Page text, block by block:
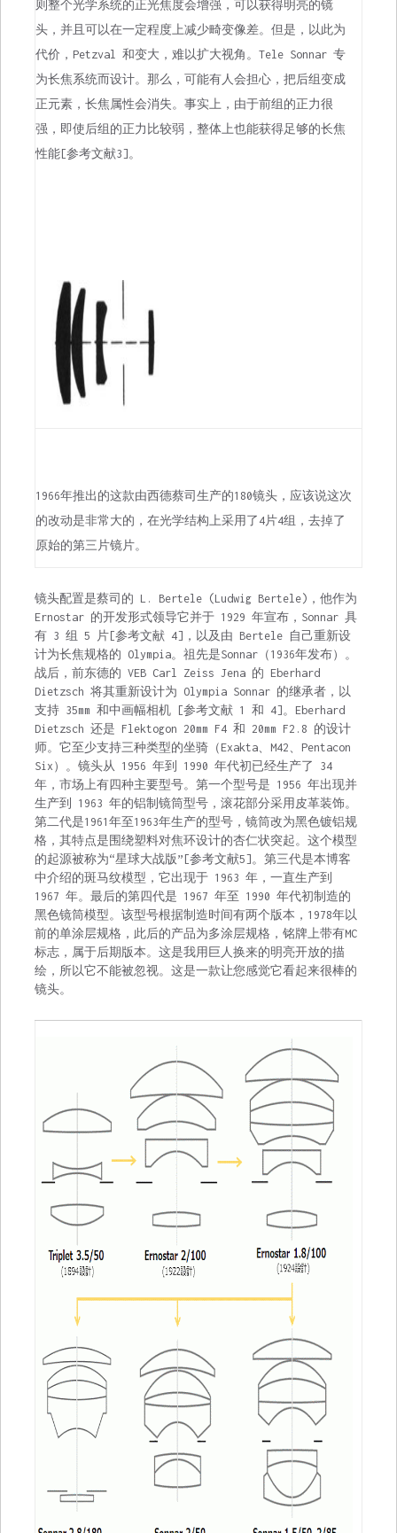
则整个光学系统的正光焦度会增强，可以获得明亮的镜
头，并且可以在一定程度上减少畸变像差。但是，以此为
代价，Petzval 和变大，难以扩大视角。Tele Sonnar 专
为长焦系统而设计。那么，可能有人会担心，把后组变成
正元素，长焦属性会消失。事实上，由于前组的正力很
强，即使后组的正力比较弱，整体上也能获得足够的长焦
性能[参考文献3]。
1966年推出的这款由西德蔡司生产的180镜头，应该说这次
的改动是非常大的，在光学结构上采用了4片4组，去掉了
原始的第三片镜片。
镜头配置是蔡司的 L. Bertele (Ludwig Bertele)，他作为
Ernostar 的开发形式领导它并于 1929 年宣布，Sonnar 具
有 3 组 5 片[参考文献 4]，以及由 Bertele 自己重新设
计为长焦规格的 Olympia。祖先是Sonnar（1936年发布）。
战后，前东德的 VEB Carl Zeiss Jena 的 Eberhard
Dietzsch 将其重新设计为 Olympia Sonnar 的继承者，以
支持 35mm 和中画幅相机 [参考文献 1 和 4]。Eberhard
Dietzsch 还是 Flektogon 20mm F4 和 20mm F2.8 的设计
师。它至少支持三种类型的坐骑（Exakta、M42、Pentacon
Six）。镜头从 1956 年到 1990 年代初已经生产了 34
年，市场上有四种主要型号。第一个型号是 1956 年出现并
生产到 1963 年的铝制镜筒型号，滚花部分采用皮革装饰。
第二代是1961年至1963年生产的型号，镜筒改为黑色镀铝规
格，其特点是围绕塑料对焦环设计的杏仁状突起。这个模型
的起源被称为“星球大战版”[参考文献5]。第三代是本博客
中介绍的斑马纹模型，它出现于 1963 年，一直生产到
1967 年。最后的第四代是 1967 年至 1990 年代初制造的
黑色镜筒模型。该型号根据制造时间有两个版本，1978年以
前的单涂层规格，此后的产品为多涂层规格，铭牌上带有MC
标志，属于后期版本。这是我用巨人换来的明亮开放的描
绘，所以它不能被忽视。这是一款让您感觉它看起来很棒的
镜头。